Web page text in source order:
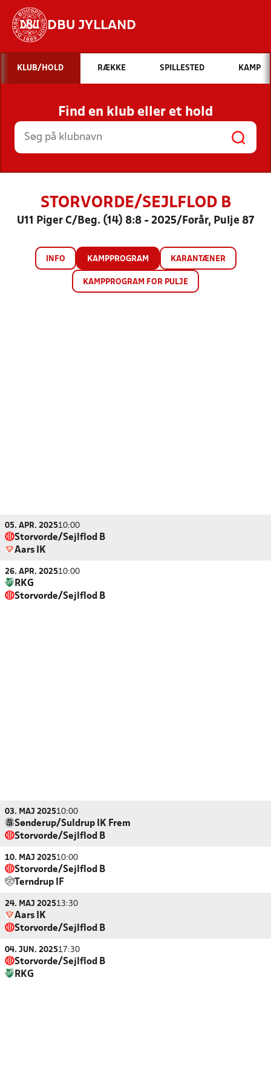
DBU JYLLAND
Hvad vil du søge efter?
INDHOLD OG NYHEDER
STILLINGER, RESULTATER, KLUBBER OG
HOLD
KLUB/HOLD RÆKKE SPILLESTED KAMP
Find en klub eller et hold
STORVORDE/SEJLFLOD B
U11 Piger C/Beg. (14) 8:8 - 2025/Forår, Pulje 87
INFO KAMPPROGRAM KARANTÆNER
KAMPPROGRAM FOR PULJE
05. APR. 202510:00
Storvorde/Sejlflod B
Aars IK
26. APR. 202510:00
RKG
Storvorde/Sejlflod B
03. MAJ 202510:00
Sønderup/Suldrup IK Frem
Storvorde/Sejlflod B
10. MAJ 202510:00
Storvorde/Sejlflod B
Terndrup IF
24. MAJ 202513:30
Aars IK
Storvorde/Sejlflod B
04. JUN. 202517:30
Storvorde/Sejlflod B
RKG